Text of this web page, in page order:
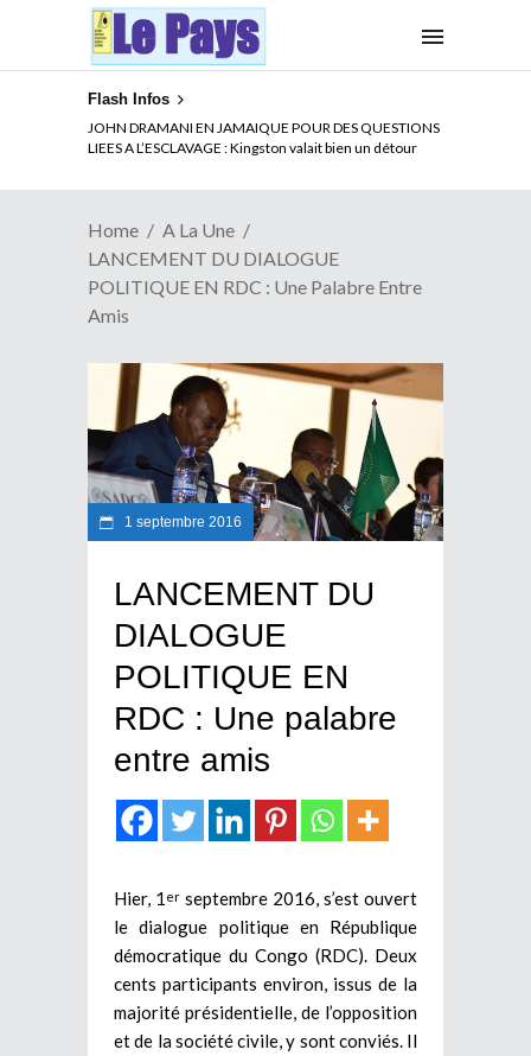
Flash Infos
JOHN DRAMANI EN JAMAIQUE POUR DES QUESTIONS
LIEES A L’ESCLAVAGE : Kingston valait bien un détour
ELECTION DE TALON A LA TETE DU SENAT BENINOIS :
Quand Patrice quitte le pouvoir sans partir !
Home
A La Une
LANCEMENT DU DIALOGUE
POLITIQUE EN RDC : Une Palabre Entre
Amis
1 septembre 2016
LANCEMENT DU
DIALOGUE
POLITIQUE EN
RDC : Une palabre
entre amis
Hier, 1 er septembre 2016, s’est ouvert
le dialogue politique en République
démocratique du Congo (RDC). Deux
cents participants environ, issus de la
majorité présidentielle, de l’opposition
et de la société civile, y sont conviés. Il